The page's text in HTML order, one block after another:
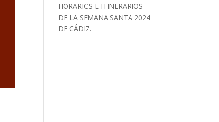
HORARIOS E ITINERARIOS
DE LA SEMANA SANTA 2024
DE CÁDIZ.